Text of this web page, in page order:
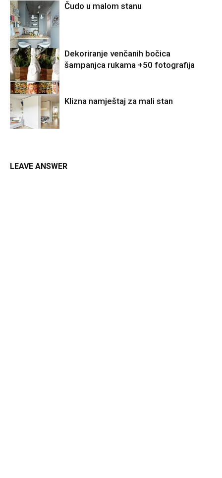
Čudo u malom stanu
Dekoriranje venčanih bočica
šampanjca rukama +50 fotografija
Klizna namještaj za mali stan
LEAVE ANSWER